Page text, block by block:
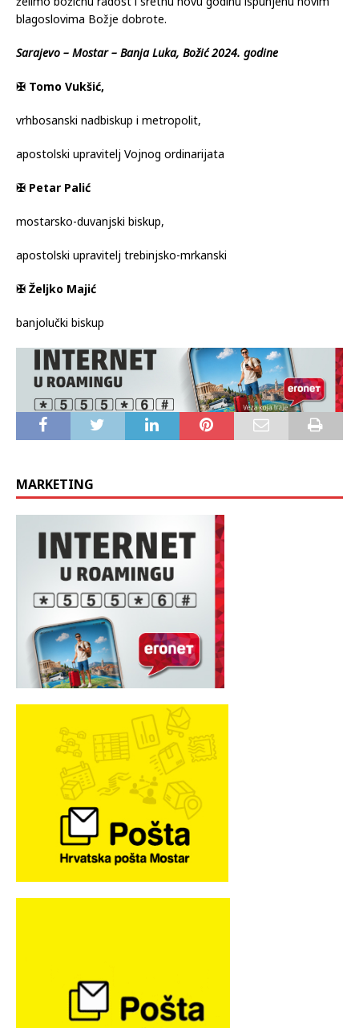
blagoslovima Božje dobrote.
Sarajevo – Mostar – Banja Luka, Božić 2024. godine
✠ Tomo Vukšić,
vrhbosanski nadbiskup i metropolit,
apostolski upravitelj Vojnog ordinarijata
✠ Petar Palić
mostarsko-duvanjski biskup,
apostolski upravitelj trebinjsko-mrkanski
✠ Željko Majić
banjolučki biskup
MARKETING